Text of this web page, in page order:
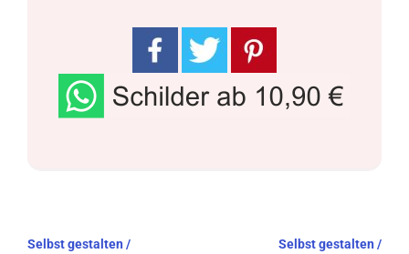
Beitragsnavigation
Selbst gestalten / Selbst gestalten /